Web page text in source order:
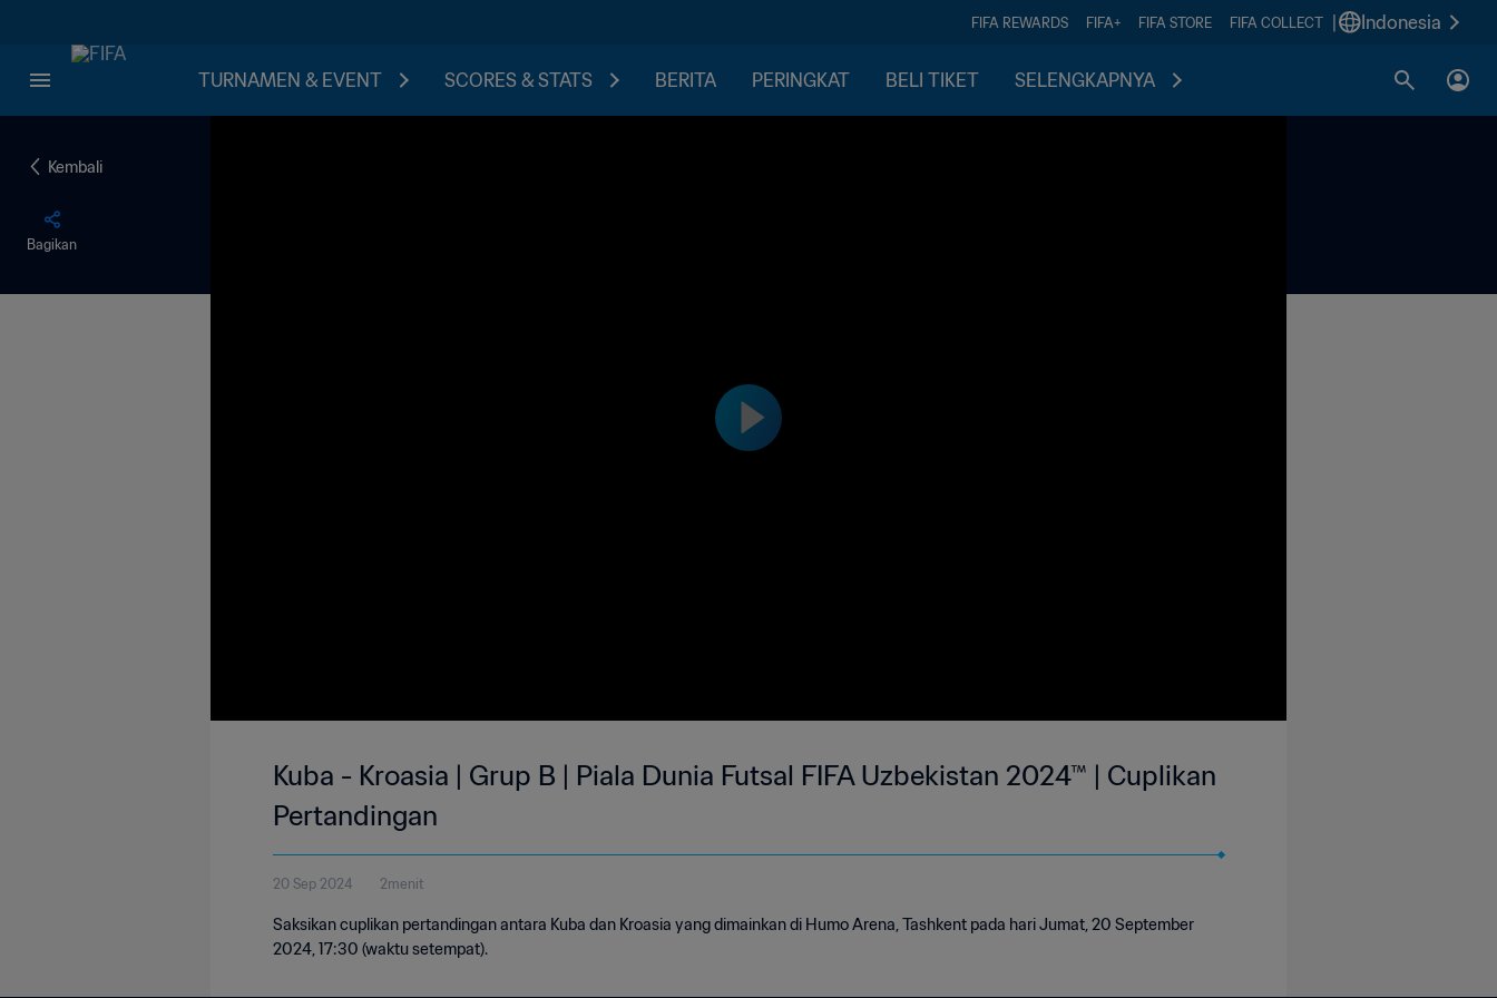
FIFA REWARDS FIFA+ FIFA STORE FIFA COLLECT Indonesia
TURNAMEN & EVENT SCORES & STATS BERITA PERINGKAT BELI TIKET SELENGKAPNYA
Kembali
Bagikan
Kuba - Kroasia | Grup B | Piala Dunia Futsal FIFA Uzbekistan 2024™ | Cuplikan
Pertandingan
20 Sep 2024 2menit
Saksikan cuplikan pertandingan antara Kuba dan Kroasia yang dimainkan di Humo Arena, Tashkent pada hari Jumat, 20 September
2024, 17:30 (waktu setempat).